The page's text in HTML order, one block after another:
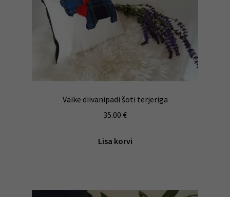
Väike diivanipadi šoti terjeriga
35.00 €
Lisa korvi